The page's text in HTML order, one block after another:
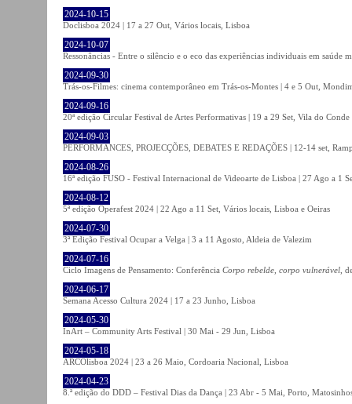
2024-10-15
Doclisboa 2024 | 17 a 27 Out, Vários locais, Lisboa
2024-10-07
Ressonâncias - Entre o silêncio e o eco das experiências individuais em
2024-09-30
Trás-os-Filmes: cinema contemporâneo em Trás-os-Montes | 4 e 5 Out,
2024-09-16
20ª edição Circular Festival de Artes Performativas | 19 a 29 Set, Vila do Conde
2024-09-03
PERFORMANCES, PROJECÇÕES, DEBATES E REDAÇÕES | 12-14 set,
2024-08-26
16ª edição FUSO - Festival Internacional de Videoarte de Lisboa | 27 Ago a 1
2024-08-12
5ª edição Operafest 2024 | 22 Ago a 11 Set, Vários locais, Lisboa e Oeiras
2024-07-30
3ª Edição Festival Ocupar a Velga | 3 a 11 Agosto, Aldeia de Valezim
2024-07-16
Ciclo Imagens de Pensamento: Conferência Corpo rebelde, corpo vulnerável ,
2024-06-17
Semana Acesso Cultura 2024 | 17 a 23 Junho, Lisboa
2024-05-30
InArt – Community Arts Festival | 30 Mai - 29 Jun, Lisboa
2024-05-18
ARCOlisboa 2024 | 23 a 26 Maio, Cordoaria Nacional, Lisboa
2024-04-23
8.ª edição do DDD – Festival Dias da Dança | 23 Abr - 5 Mai, Porto,